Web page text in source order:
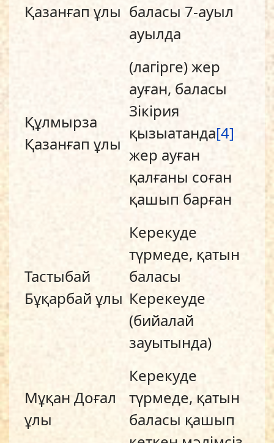
Қазанғап ұлы баласы 7-ауыл
ауылда
Құлмырза
Қазанғап ұлы
(лагірге) жер
ауған, баласы
Зікірия
қызыатанда[4]
жер ауған
қалғаны соған
қашып барған
Тастыбай
Бұқарбай ұлы
Керекуде
түрмеде, қатын
баласы
Керекеуде
(бийалай
зауытында)
Мұқан Доғал
ұлы
Керекуде
түрмеде, қатын
баласы қашып